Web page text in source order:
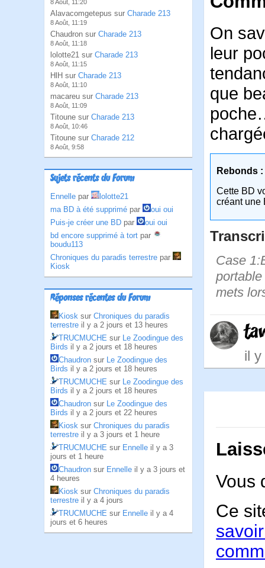
8 Août, 11:20
Alavacomgetepus sur Charade 213
8 Août, 11:19
Chaudron sur Charade 213
8 Août, 11:18
lolotte21 sur Charade 213
8 Août, 11:15
HlH sur Charade 213
8 Août, 11:10
macareu sur Charade 213
8 Août, 11:09
Titoune sur Charade 213
8 Août, 10:46
Titoune sur Charade 212
8 Août, 9:58
Sujets récents du Forum
Ennelle par
lolotte21
ma BD à été supprimé par
oui oui
Puis-je créer une BD par
oui oui
bd encore supprimé à tort par
boudu113
Chroniques du paradis terrestre par
Kiosk
Réponses récentes du Forum
Kiosk sur Chroniques du paradis
terrestre il y a 2 jours et 13 heures
TRUCMUCHE sur Le Zoodingue des
Birds il y a 2 jours et 18 heures
Chaudron sur Le Zoodingue des
Birds il y a 2 jours et 18 heures
TRUCMUCHE sur Le Zoodingue des
Birds il y a 2 jours et 18 heures
Chaudron sur Le Zoodingue des
Birds il y a 2 jours et 22 heures
Kiosk sur Chroniques du paradis
terrestre il y a 3 jours et 1 heure
TRUCMUCHE sur Ennelle il y a 3
jours et 1 heure
Chaudron sur Ennelle il y a 3 jours et
4 heures
Kiosk sur Chroniques du paradis
terrestre il y a 4 jours
TRUCMUCHE sur Ennelle il y a 4
jours et 6 heures
On
leur
que
Rebonds :
Cette BD
créant une
Case
mets
il y
Vous
Ce